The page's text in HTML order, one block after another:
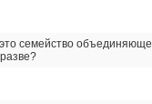
семейство